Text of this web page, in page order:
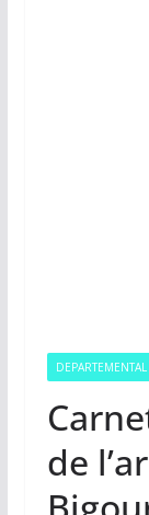
DEPARTEMENTAL
de